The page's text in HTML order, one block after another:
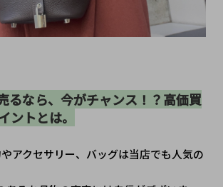
るなら、今がチャンス！？高価買
ントとは。
アクセサリー、バッグは当店でも人気の